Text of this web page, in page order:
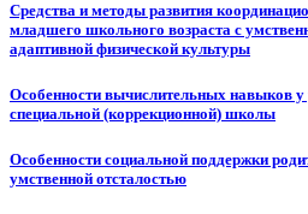
Средства и методы развития
младшего школьного возраста с
адаптивной физической культуры
Особенности вычислительных навыков
специальной (коррекционной) школы
Особенности социальной поддержки
умственной отсталостью